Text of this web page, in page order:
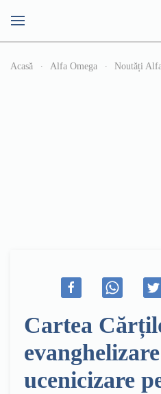
Acasă Alfa Omega Noutăți
Cartea
ucenicizare